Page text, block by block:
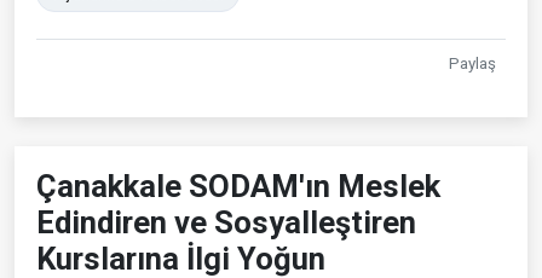
Paylaş
Çanakkale SODAM'ın Meslek
Edindiren ve Sosyalleştiren
Kurslarına İlgi Yoğun